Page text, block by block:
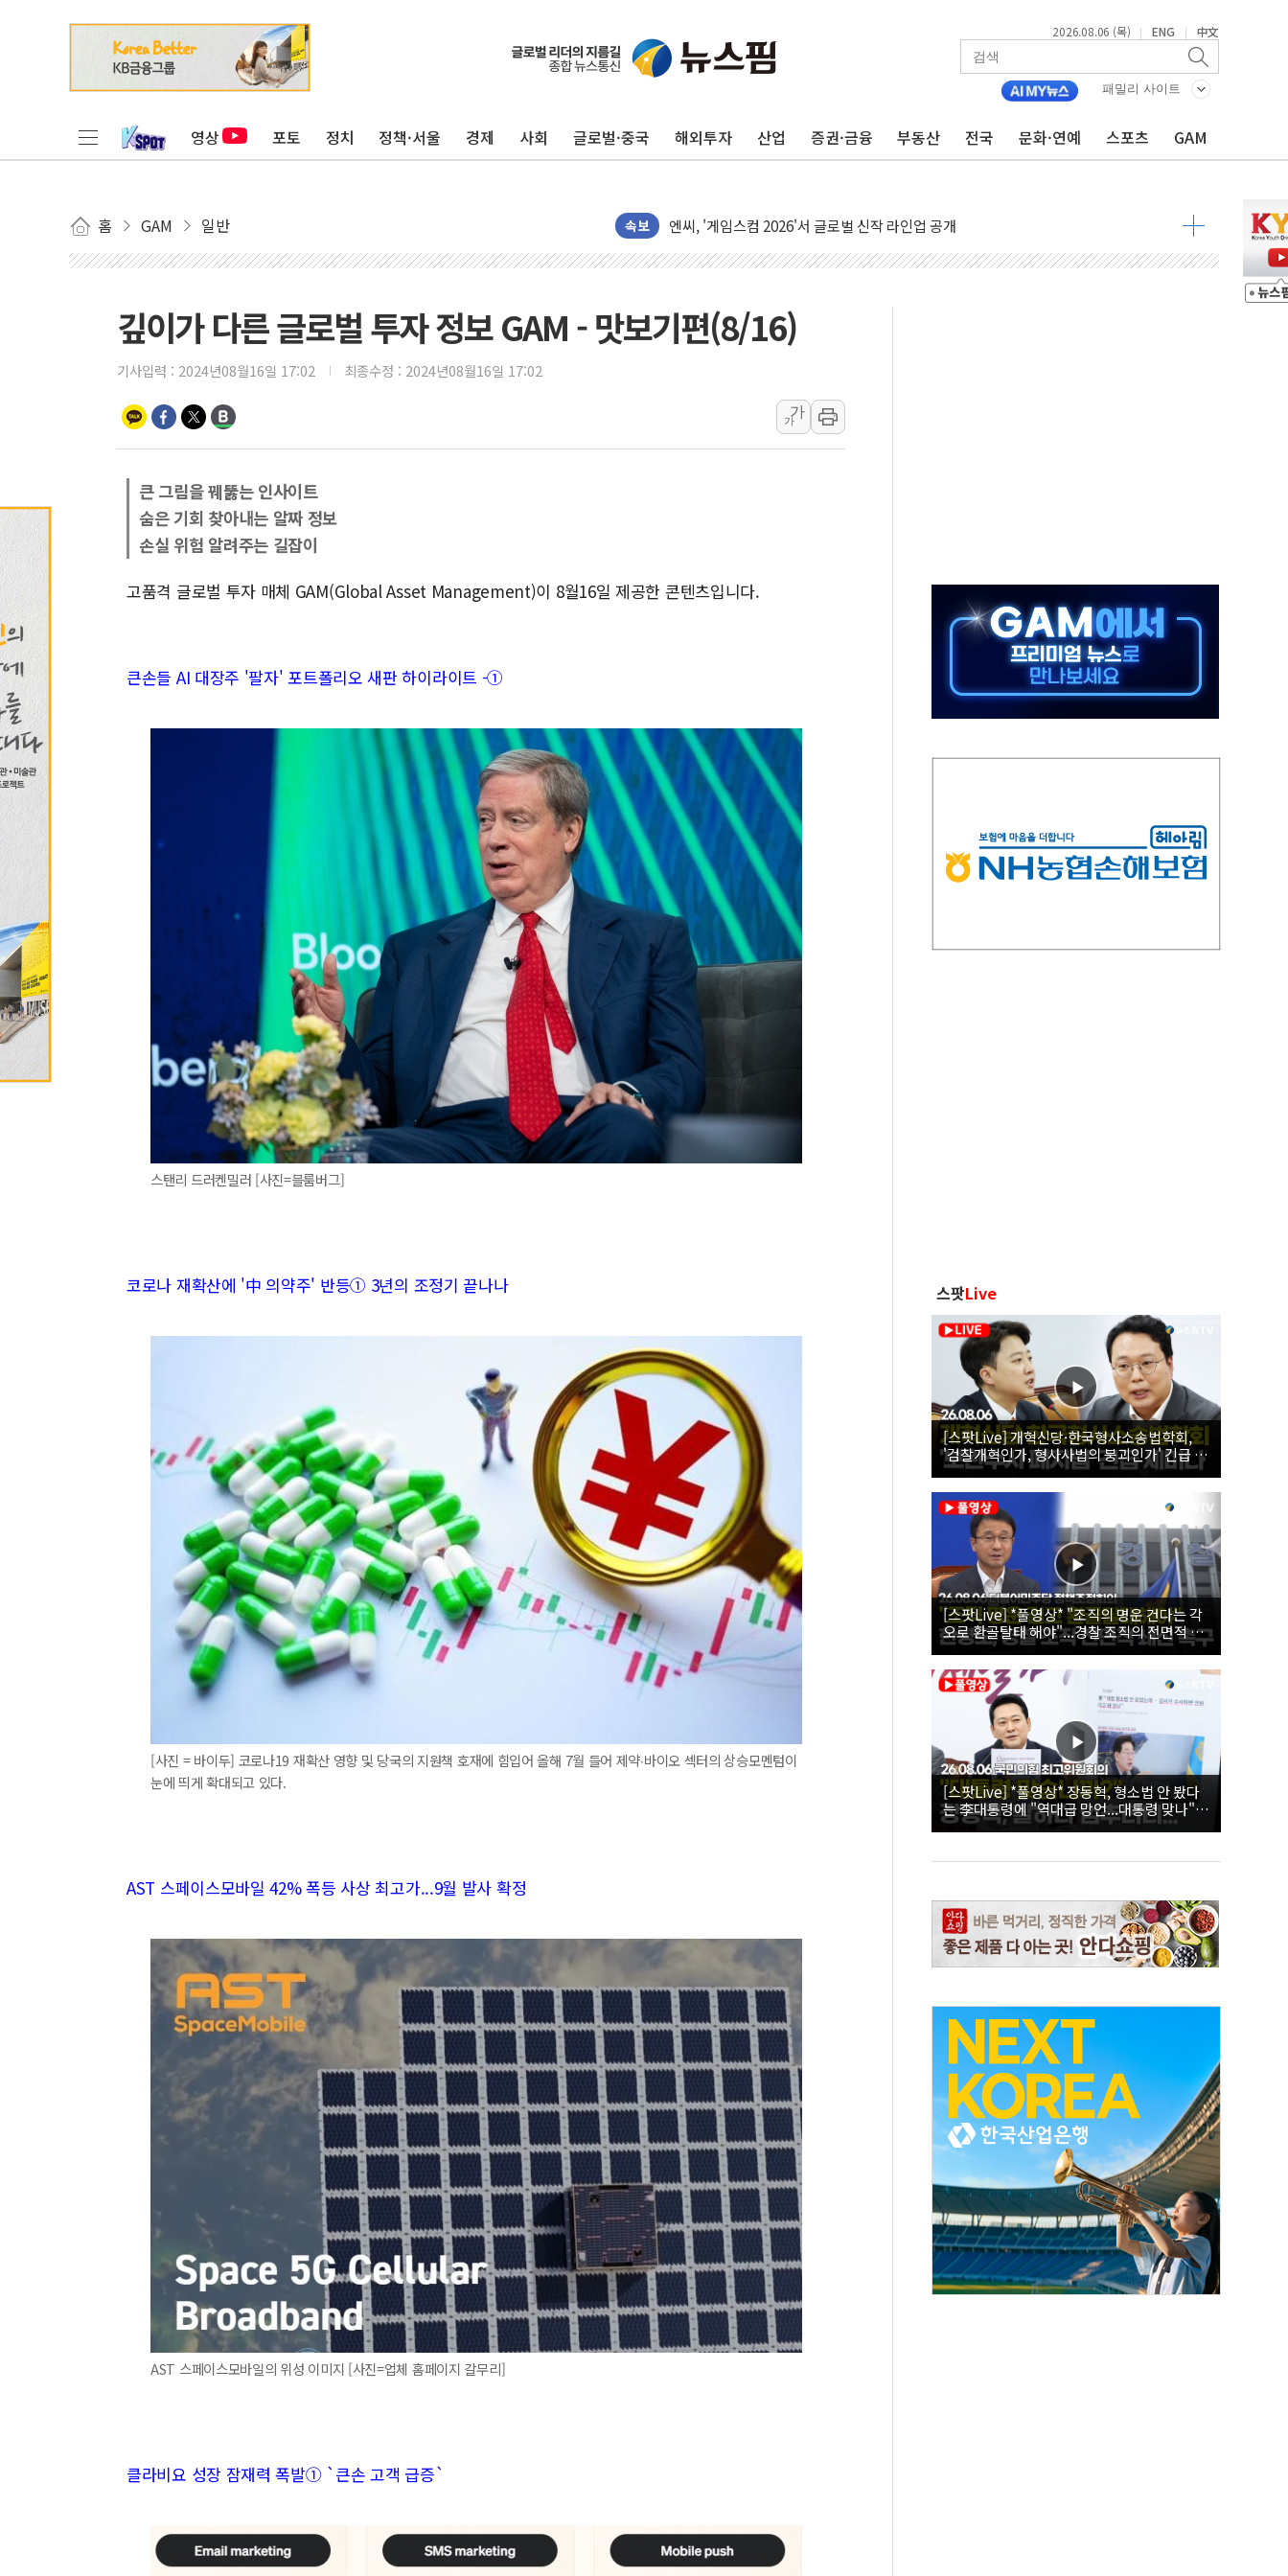
2026.08.06 (목) | ENG | 中文
패밀리 사이트
영상 포토 정치 정책·서울 경제 사회 글로벌·중국 해외투자 산업 증권·금융 부동산 전국 문화·연예 스포츠 GAM
홈 GAM 일반 속보
피치 "韓 코스피 약세 장기화 시 주택수요 위축 우려"
법원, 한미 임주현 지분 100억 가압류 결정…4자 연합 균열 조짐
롯데백화점, '홈스타일링 페어'…리빙 최대 50% 할인
[AI 카드뉴스] 어린이집·유치원 비상! 수족구병이 다시 유행합니다.
[르포] 폭염 속 '자폭 드론' 첫 실사격…미 해병대, 한반도 지형서 FPV 공격훈련 공개
공정위 "국고채 PD 15곳, 관행 아닌 담합…76조2000억 입찰 영향"
정부, 한화오션·에코프로비엠 등 '슈퍼을' 5곳 선정...소부장 핵심기업 추가 육성
국표원, 해외직구 물놀이기구·유아용품 등 94개 제품 안전기준 '부적합'
쉐이크쉑, 남양주 현대아울렛에 '다산점' 열어
정청래 "2차 TV토론으로 게임 끝…김민석, 신천지 허위신고에 배신 사과 안 해"
윤상현, 사관학교 통합 비판…"국방개혁은 정치적 감정 따라 추진해선 안 돼"
펄어비스, 붉은사막 영상 콘테스트 '비욘드 디 어비스' 수상작 발표
현대리바트, '2026 코리아빌드위크' 참가…리모델링 상담 제공
깊이가 다른 글로벌 투자 정보 GAM - 맛보기편(8/16)
기사입력 : 2024년08월16일 17:02 최종수정 : 2024년08월16일 17:02
가
가
큰 그림을 꿰뚫는 인사이트
숨은 기회 찾아내는 알짜 정보
손실 위험 알려주는 길잡이
고품격 글로벌 투자 매체 GAM(Global Asset Management)이 8월16일 제공한 콘텐츠입니다.
큰손들 AI 대장주 '팔자' 포트폴리오 새판 하이라이트 -①
스탠리 드러켄밀러 [사진=블룸버그]
코로나 재확산에 '中 의약주' 반등① 3년의 조정기 끝나나
[사진 = 바이두] 코로나19 재확산 영향 및 당국의 지원책 호재에 힘입어 올해 7월 들어 제약∙바이오 섹터의 상승모멘텀이
눈에 띄게 확대되고 있다.
AST 스페이스모바일 42% 폭등 사상 최고가...9월 발사 확정
AST 스페이스모바일의 위성 이미지 [사진=업체 홈페이지 갈무리]
클라비요 성장 잠재력 폭발① `큰손 고객 급증`
스팟Live
[스팟Live] 개혁신당·한국형사소송법학회,
'검찰개혁인가, 형사사법의 붕괴인가' 긴급 세
미나｜26.08.06
[스팟Live] *풀영상* "조직의 명운 건다는 각
오로 환골탈태 해야"...경찰 조직의 전면적 쇄
신 촉구한 한병도 | 26.08.06 더불어민주당 정
책조정회의
[스팟Live] *풀영상* 장동혁, 형소법 안 봤다
는 李대통령에 "역대급 망언...대통령 맞나"｜
26.08.06 국민의힘 최고위원회의